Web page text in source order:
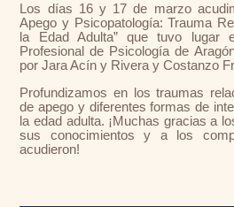
Los días 16 y 17 de marzo
Apego y Psicopatología: Trauma
la Edad Adulta” que tuvo lugar
Profesional de Psicología de
por Jara Acín y Rivera y Costanzo
Profundizamos en los traumas
de apego y diferentes formas de
la edad adulta. ¡Muchas gracias a
sus conocimientos y a los
acudieron!